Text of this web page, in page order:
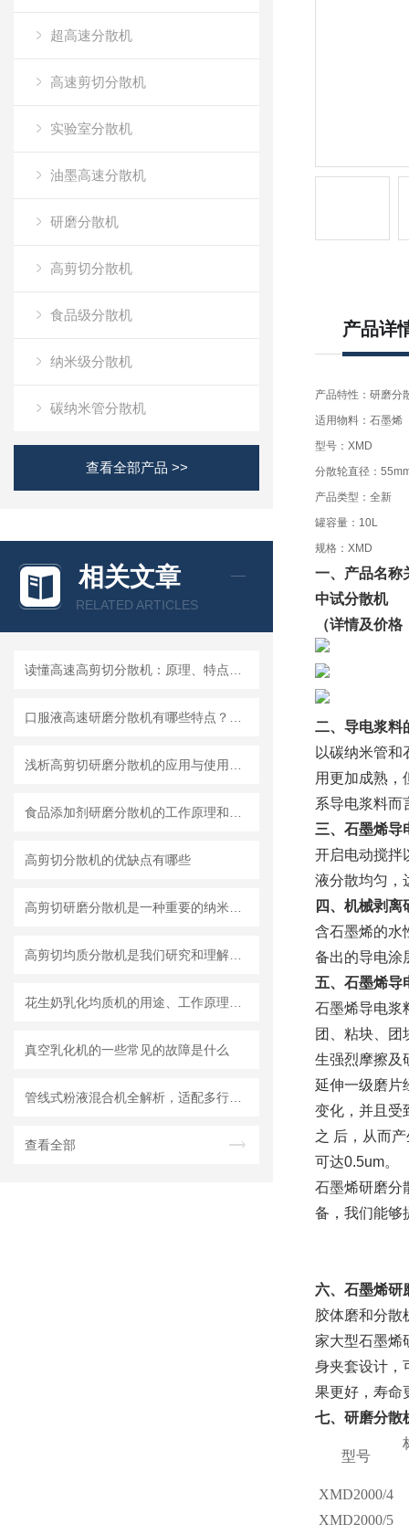
超高速分散机
高速剪切分散机
实验室分散机
油墨高速分散机
研磨分散机
高剪切分散机
食品级分散机
纳米级分散机
碳纳米管分散机
查看全部产品 >>
相关文章
RELATED ARTICLES
高剪切分散机的优缺点有哪些
真空乳化机的一些常见的故障是什么
查看全部
产品详
产品特性：研磨分
适用物料：石墨烯
型号：XMD
分散轮直径：
产品类型：全新
罐容量：10L
规格：XMD
一、产品名称
中试分散机
（详情及价
二、导电浆料
以碳纳米管
用更加成熟，
系导电浆料而
三、石墨烯导
开启电动搅拌
液分散均匀，
四、机械剥离
含石墨烯的水
备出的导电涂
五、石墨烯导
石墨烯导电浆
团、粘块、团
生强烈摩擦及
延伸一级磨片
变化，并且受
之 后，从而
可达0.5um。
石墨烯研磨分
备，我们能够
六、石墨烯研
胶体磨和分散
家大型石墨烯
身夹套设计，
果更好，寿命
七、研磨分散
型号
XMD2000/4
XMD2000/5